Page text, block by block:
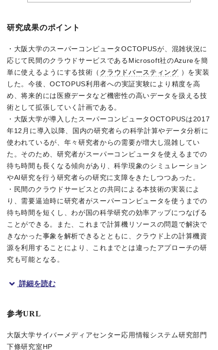
研究成果のポイント
・大阪大学のスーパーコンピュータOCTOPUSが、混雑状況に
応じて民間のクラウドサービスであるMicrosoft社のAzureを簡
単に使えるようにする技術（ クラウドバースティング ）を実装
した。今後、OCTOPUS利用者への実証実験により精度を高
め、将来的には医療データなど機密性の高いデータを扱える技
術として拡張していく計画である。
・大阪大学が導入したスーパーコンピュータOCTOPUSは2017
年12月に導入以降、国内の研究者らの科学計算やデータ分析に
使われているが、年々研究者からの需要が増大し混雑してい
た。そのため、研究者がスーパーコンピュータを使えるまでの
待ち時間も長くなる傾向があり、科学現象のシミュレーション
やAI研究を行う研究者らの研究に支障をきたしつつあった。
・民間のクラウドサービスとの共同による本技術の実装によ
り、需要逼迫時に研究者がスーパーコンピュータを使うまでの
待ち時間を短くし、わが国の科学研究の効率アップにつなげる
ことができる。また、これまで計算機リソースの問題で解決で
きなかった事象を解析できるとともに、クラウド上の計算機資
源を利用することにより、これまでとは違ったアプローチの研
究も可能となる。
国立大学法人大阪大学のサイバーメディアセンター（以下、
大阪大学のスーパーコンピュータOCTOPUS（以下、
詳細を読む
参考URL
大阪大学サイバーメディアセンター応用情報システム研究部門
下條研究室HP